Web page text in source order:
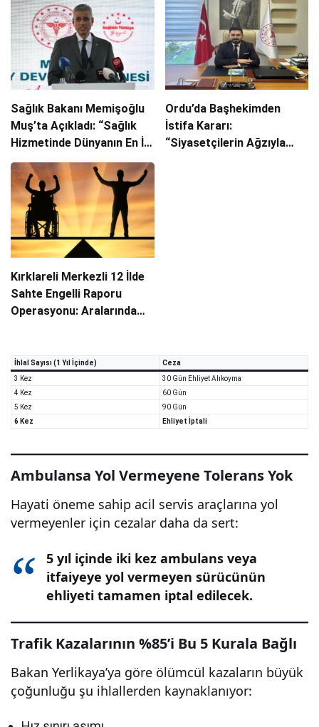
Sağlık Bakanı Memişoğlu
Muş’ta Açıkladı: “Sağlık
Hizmetinde Dünyanın En İyi
Ülkelerinden Biri
Konumundayız”
Ordu’da Başhekimden
İstifa Kararı:
“Siyasetçilerin Ağzıyla
Kırklareli Merkezli 12 İlde
Sahte Engelli Raporu
Operasyonu: Aralarında
İhlal Sayısı (1 Yıl İçinde)
Ceza
3 Kez
30 Gün Ehliyet Alıkoyma
4 Kez
60 Gün
5 Kez
90 Gün
6 Kez
Ehliyet İptali
Ambulansa Yol Vermeyene Tolerans Yok
Hayati öneme sahip acil servis araçlarına yol
vermeyenler için cezalar daha da sert:
5 yıl içinde iki kez ambulans veya
itfaiyeye yol vermeyen sürücünün
ehliyeti tamamen iptal edilecek.
Trafik Kazalarının %85’i Bu 5 Kurala Bağlı
Bakan Yerlikaya’ya göre ölümcül kazaların büyük
çoğunluğu şu ihlallerden kaynaklanıyor: